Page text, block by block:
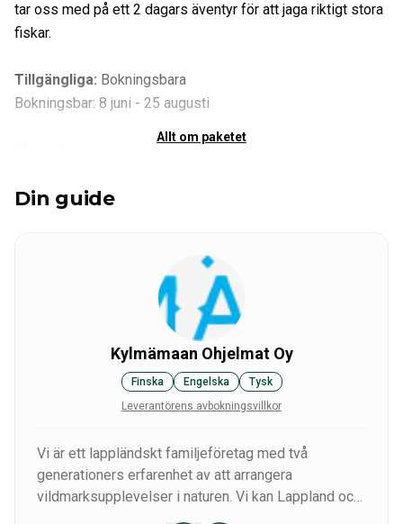
tar oss med på ett 2 dagars äventyr för att jaga riktigt stora
fiskar.
Tillgängliga: Bokningsbara
Bokningsbar: 8 juni - 25 augusti
Gruppstorlek:4-6 personer
Guidetjänster och fisketillstånd
Allt om paketet
Din guide
Kylmämaan Ohjelmat Oy
Finska Engelska
Tysk
Leverantörens avbokningsvillkor
Vi är ett lappländskt familjeföretag med två
generationers erfarenhet av att arrangera
vildmarksupplevelser i naturen. Vi kan Lappland och
vill dela med oss av vår kunskap och våra